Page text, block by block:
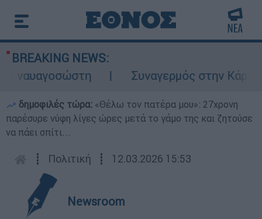
BREAKING NEWS:
Συναγερμός στην Κάρπαθο:
δημοφιλές τώρα: «Θέλω τον πατέρα μου»: 27χρονη
παρέσυρε νύφη λίγες ώρες μετά το γάμο της και ζητούσε
να πάει σπίτι...
┋ Πολιτική ┋ 12.03.2026 15:53
Newsroom